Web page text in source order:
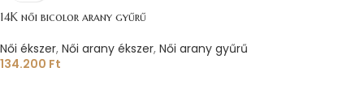
14K női bicolor arany gyűrű
Női ékszer, Női arany ékszer, Női arany gyűrű
134.200 Ft